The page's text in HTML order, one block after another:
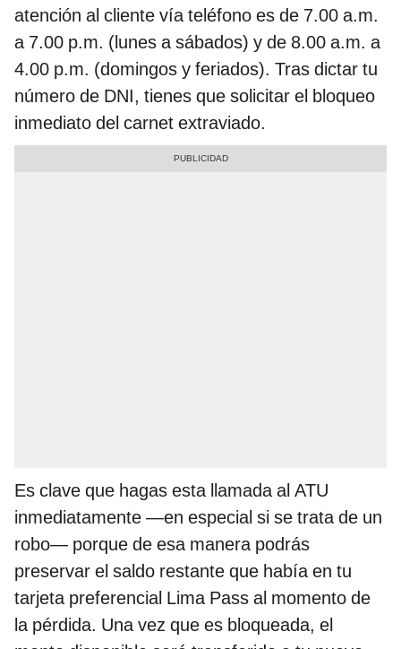
atención al cliente vía teléfono es de 7.00 a.m.
a 7.00 p.m. (lunes a sábados) y de 8.00 a.m. a
4.00 p.m. (domingos y feriados). Tras dictar tu
número de DNI, tienes que solicitar el bloqueo
inmediato del carnet extraviado.
Es clave que hagas esta llamada al ATU
inmediatamente —en especial si se trata de un
robo— porque de esa manera podrás
preservar el saldo restante que había en tu
tarjeta preferencial Lima Pass al momento de
la pérdida. Una vez que es bloqueada, el